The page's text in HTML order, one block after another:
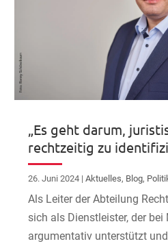
„Es geht darum,
rechtzeitig zu
26. Juni 2024 |Aktuelles, Blog,
Als Leiter der Abteilung
sich als Dienstleister, der
argumentativ unterstützt